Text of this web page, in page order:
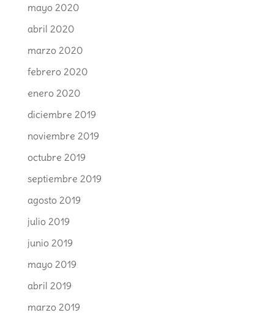
mayo 2020
abril 2020
marzo 2020
febrero 2020
enero 2020
diciembre 2019
noviembre 2019
octubre 2019
septiembre 2019
agosto 2019
julio 2019
junio 2019
mayo 2019
abril 2019
marzo 2019